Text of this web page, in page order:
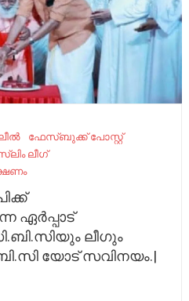
ഫേ​സ്ബു​ക്ക് പോ​സ്റ്റ്
ലീഗ്
ഏർപ്പാട്
ലീഗും
യോട് സവിനയം.|